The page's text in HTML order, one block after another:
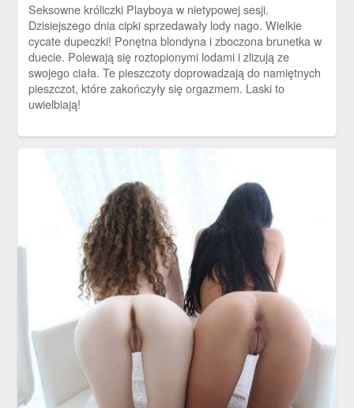
Seksowne króliczki Playboya w nietypowej sesji.
Dzisiejszego dnia cipki sprzedawały lody nago. Wielkie
cycate dupeczki! Ponętna blondyna i zboczona brunetka w
duecie. Polewają się roztopionymi lodami i zlizują ze
swojego ciała. Te pieszczoty doprowadzają do namiętnych
pieszczot, które zakończyły się orgazmem. Laski to
uwielbiają!